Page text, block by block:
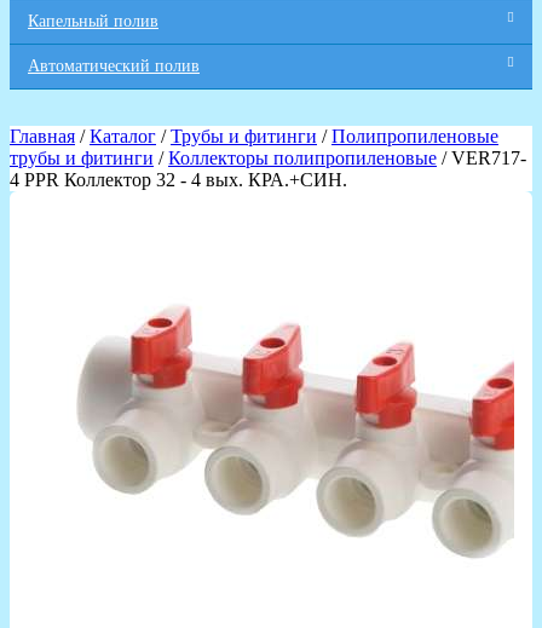
Капельный полив
Автоматический полив
Главная /Каталог /Трубы и фитинги /Полипропиленовые
трубы и фитинги /Коллекторы полипропиленовые / VER717-
4 PPR Коллектор 32 - 4 вых. КРА.+СИН.